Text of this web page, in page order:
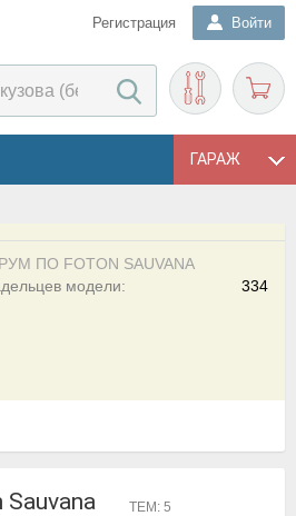
Регистрация Войти
ГАРАЖ
ПО FOTON SAUVANA
334
модели:
ТЕМ: 5